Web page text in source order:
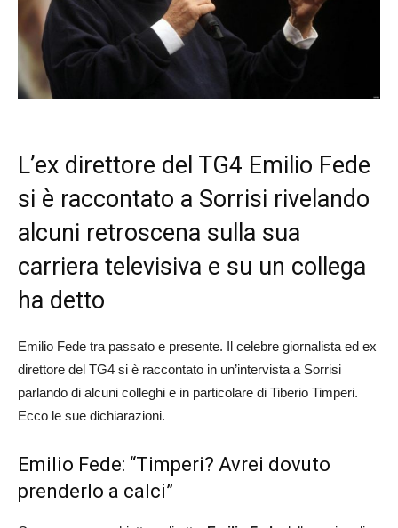
L’ex direttore del TG4 Emilio Fede
si è raccontato a Sorrisi rivelando
alcuni retroscena sulla sua
carriera televisiva e su un collega
ha detto
Emilio Fede tra passato e presente. Il celebre giornalista ed ex
direttore del TG4 si è raccontato in un’intervista a Sorrisi
parlando di alcuni colleghi e in particolare di Tiberio Timperi.
Ecco le sue dichiarazioni.
Emilio Fede: “Timperi? Avrei dovuto
prenderlo a calci”